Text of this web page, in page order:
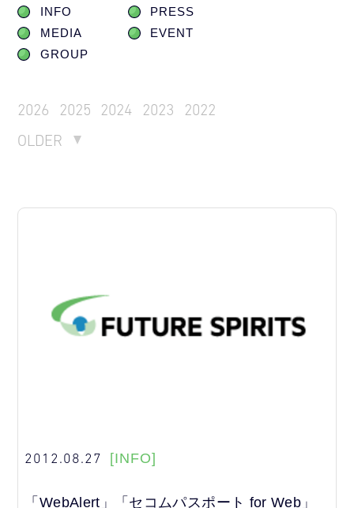
INFO
PRESS
MEDIA
EVENT
GROUP
2026 2025 2024 2023
2022
OLDER
2012.08.27 [INFO]
「WebAlert」「セコムパスポート for Web」